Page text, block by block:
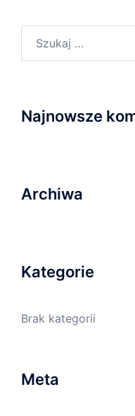
Najnowsze
Archiwa
Kategorie
Brak kategorii
Meta